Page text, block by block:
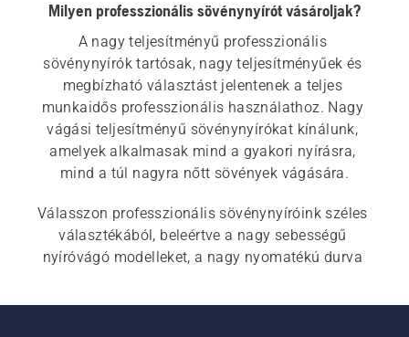
Milyen professzionális sövénynyírót vásároljak?
A nagy teljesítményű professzionális
sövénynyírók tartósak, nagy teljesítményűek és
megbízható választást jelentenek a teljes
munkaidős professzionális használathoz. Nagy
vágási teljesítményű sövénynyírókat kínálunk,
amelyek alkalmasak mind a gyakori nyírásra,
mind a túl nagyra nőtt sövények vágására.
Válasszon professzionális sövénynyíróink széles
választékából, beleértve a nagy sebességű
nyíróvágó modelleket, a nagy nyomatékú durva
és elektromos, valamint benzinmotoros–